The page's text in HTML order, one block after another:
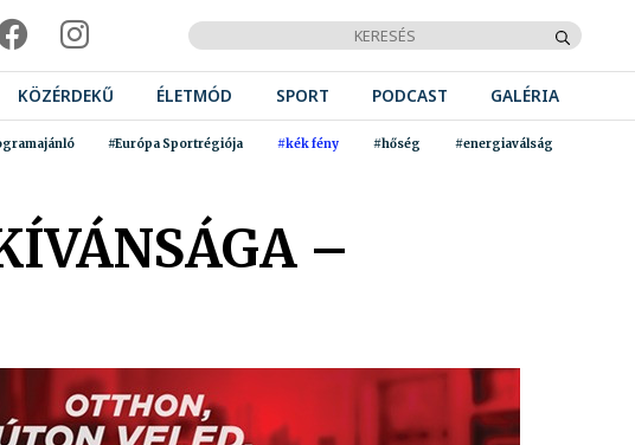
KÖZÉRDEKŰ ÉLETMÓD SPORT PODCAST GALÉRIA
#Európa Sportrégiója #kék fény #hőség #energiaválság
–